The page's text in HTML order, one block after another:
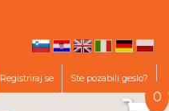
de pl
Registriraj se Ste pozabili geslo?
0